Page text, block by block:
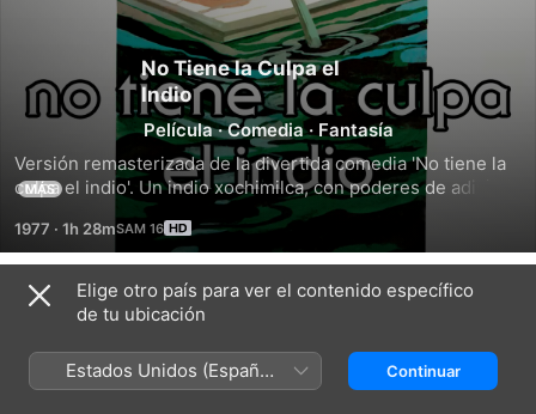
No Tiene la Culpa el
Indio
Película ·Comedia · Fantasía
Versión remasterizada de la divertida comedia 'No tiene la
culpa el indio'. Un indio xochimilca, con poderes de adivino,
se vuelve socio de un tahúr para explotar su don y hacerse
millonario. Pero pasa una cosa curiosa con este indio
adivino.
MÁS
1977 · 1h 28m
Tráilers
Elige otro país para ver el contenido específico
de tu ubicación
Estados Unidos (Español
México)
Continuar